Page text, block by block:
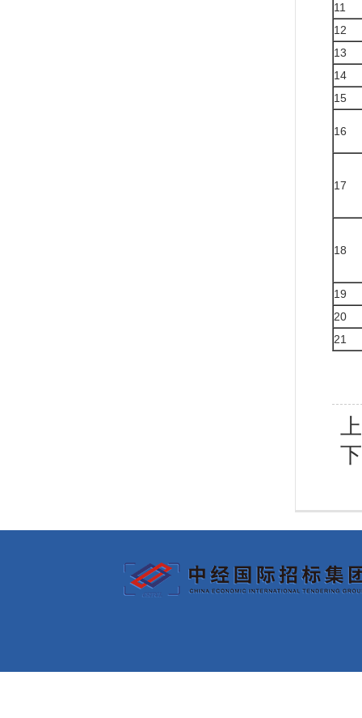
11
12
13
14
15
16
17
18
19
20
21